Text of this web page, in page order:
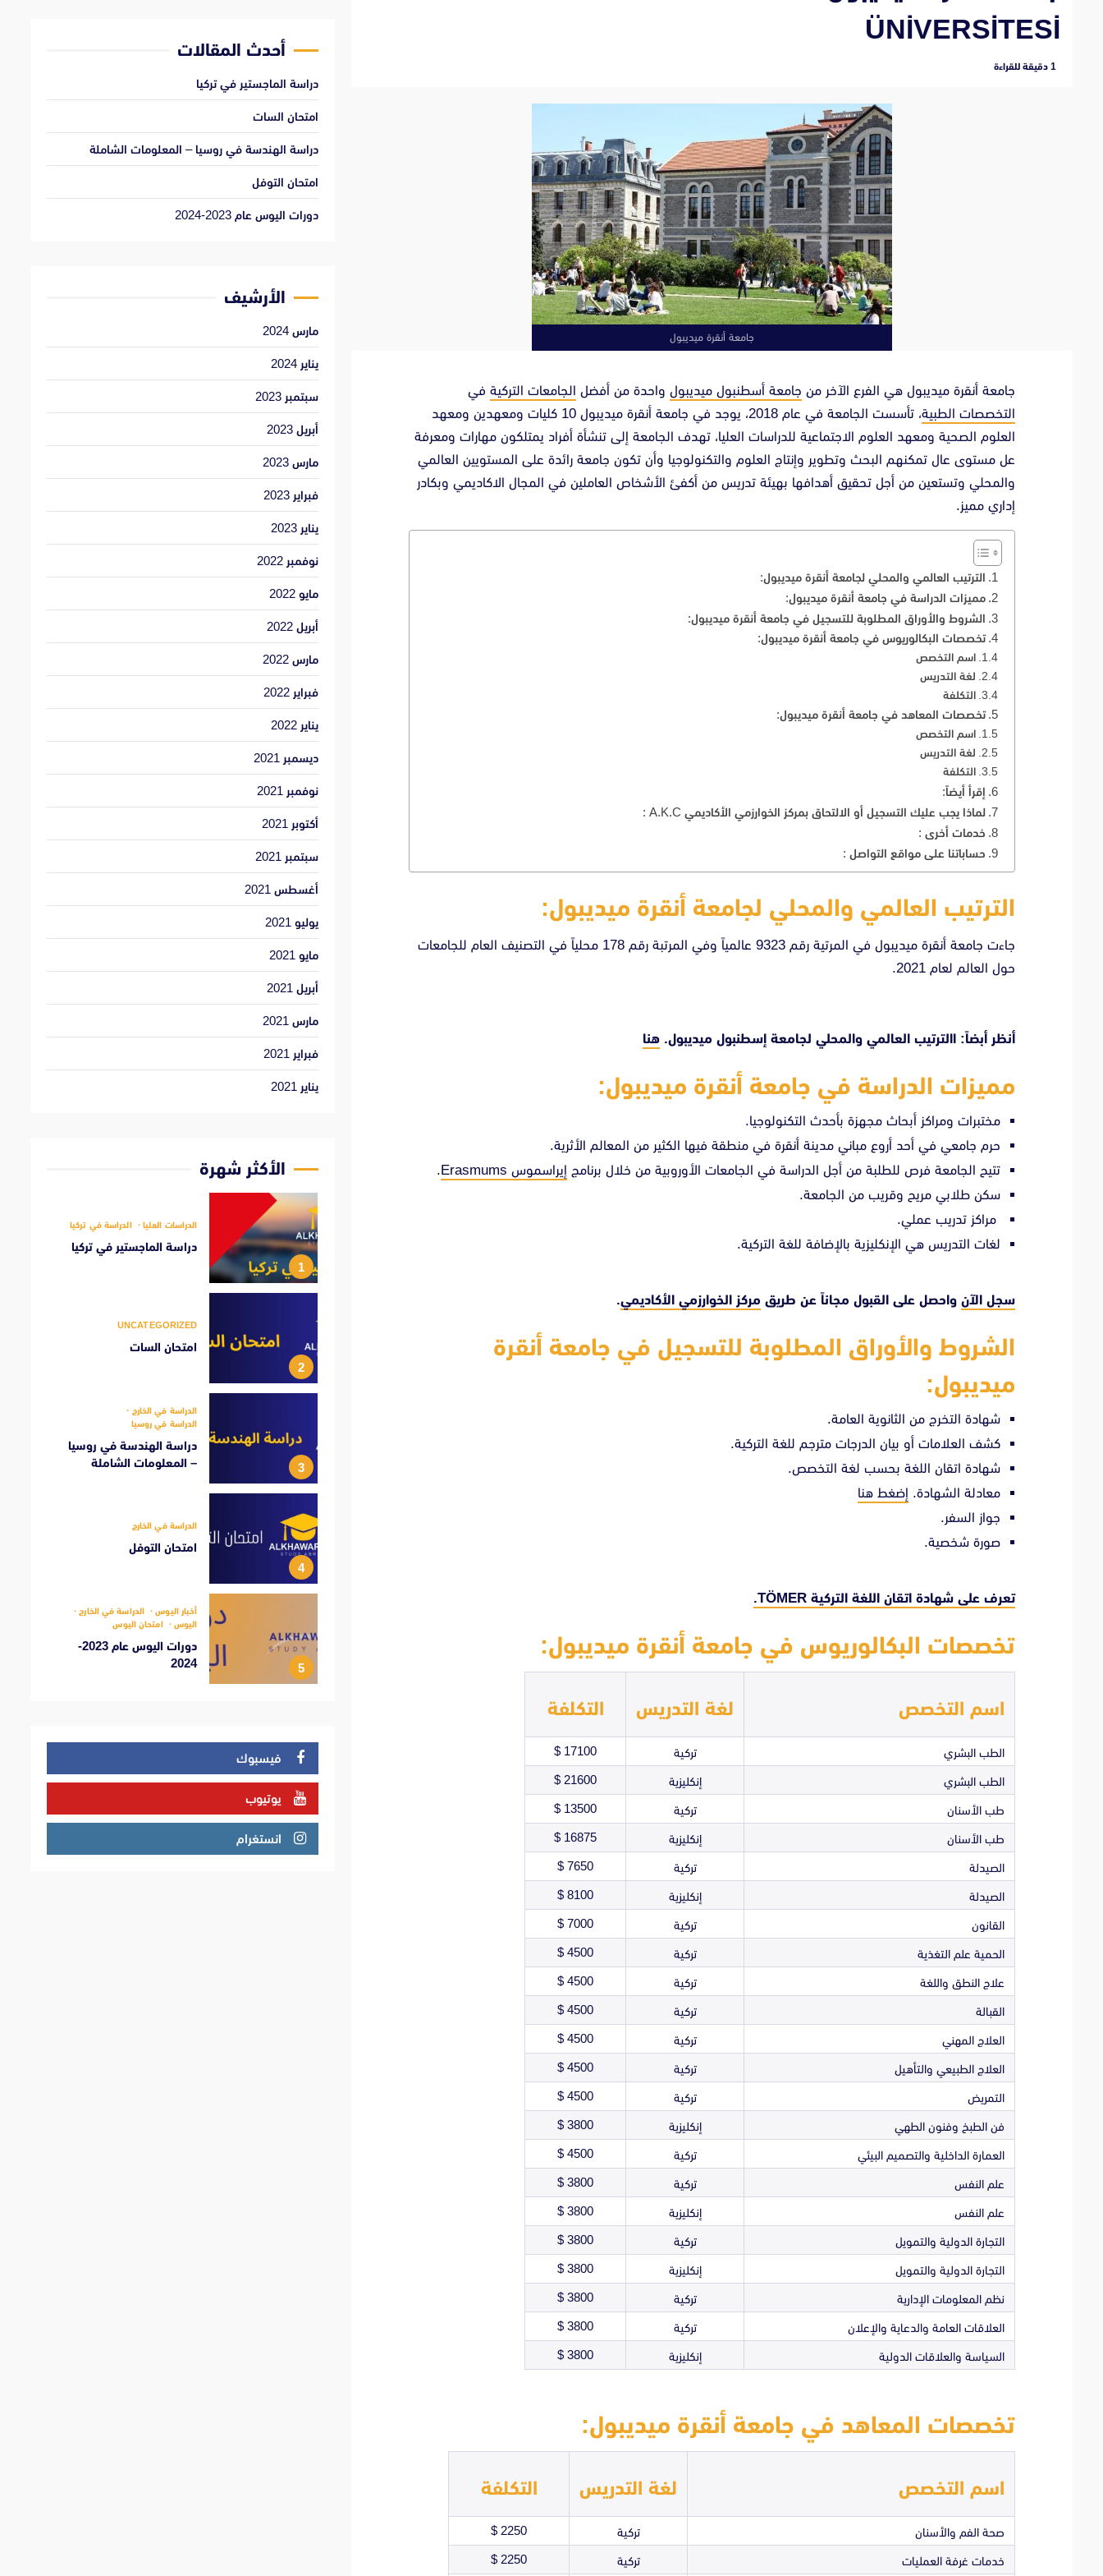
ÜNİVERSİTESİ
‫1 دقيقة للقراءة
جامعة أنقرة ميديبول
جامعة أنقرة ميديبول هي الفرع الآخر من جامعة أسطنبول ميديبول واحدة من أفضل الجامعات التركية في
التخصصات الطبية
، تأسست الجامعة في عام 2018، يوجد في جامعة أنقرة ميديبول 10 كليات ومعهدين ومعهد
العلوم الصحية ومعهد العلوم الاجتماعية للدراسات العليا، تهدف الجامعة إلى تنشأة أفراد يمتلكون مهارات ومعرفة
عل مستوى عال تمكنهم البحث وتطوير وإنتاج العلوم والتكنولوجيا وأن تكون جامعة رائدة على المستويين العالمي
والمحلي وتستعين من أجل تحقيق أهدافها بهيئة تدريس من أكفئ الأشخاص العاملين في المجال الاكاديمي وبكادر
إداري مميز.
الترتيب العالمي والمحلي لجامعة أنقرة ميديبول:
مميزات الدراسة في جامعة أنقرة ميديبول:
الشروط والأوراق المطلوبة للتسجيل في جامعة أنقرة ميديبول:
تخصصات البكالوريوس في جامعة أنقرة ميديبول:
اسم التخصص
لغة التدريس
التكلفة
تخصصات المعاهد في جامعة أنقرة ميديبول:
اسم التخصص
لغة التدريس
التكلفة
إقرأ أيضاً:
لماذا يجب عليك التسجيل أو الالتحاق بمركز الخوارزمي الأكاديمي A.K.C :
خدمات أخرى :
حساباتنا على مواقع التواصل :
الترتيب العالمي والمحلي لجامعة أنقرة ميديبول:
جاءت جامعة أنقرة ميديبول في المرتية رقم 9323 عالمياً وفي المرتبة رقم 178 محلياً في التصنيف العام للجامعات
حول العالم لعام 2021.
أنظر أبضاً: االترتيب العالمي والمحلي لجامعة إسطنبول ميديبول. هنا
مميزات الدراسة في جامعة أنقرة ميديبول:
مختبرات ومراكز أبحاث مجهزة بأحدث التكنولوجيا.
حرم جامعي في أحد أروع مباني مدينة أنقرة في منطقة فيها الكثير من المعالم الأثرية.
تتيح الجامعة فرص للطلبة من أجل الدراسة في الجامعات الأوروبية من خلال برنامج إيراسموس Erasmums
.
سكن طلابي مريح وقريب من الجامعة.
مراكز تدريب عملي.
لغات التدريس هي الإنكليزية بالإضافة للغة التركية.
سجل الآن واحصل على القبول مجاناً عن طريق مركز الخوارزمي الأكاديمي.
الشروط والأوراق المطلوبة للتسجيل في جامعة أنقرة
ميديبول:
شهادة التخرج من الثانوية العامة.
كشف العلامات أو بيان الدرجات مترجم للغة التركية.
شهادة اتقان اللغة بحسب لغة التخصص.
معادلة الشهادة. إضغط هنا
جواز السفر.
صورة شخصية.
تعرف على شهادة اتقان اللغة التركية TÖMER.
تخصصات البكالوريوس في جامعة أنقرة ميديبول:
اسم التخصص لغة التدريس التكلفة
الطب البشري تركية 17100 $
الطب البشري إنكليزية 21600 $
طب الأسنان تركية 13500 $
طب الأسنان إنكليزية 16875 $
الصيدلة تركية 7650 $
الصيدلة إنكليزية 8100 $
القانون تركية 7000 $
الحمية علم التغذية تركية 4500 $
علاج النطق واللغة تركية 4500 $
القبالة تركية 4500 $
العلاج المهني تركية 4500 $
العلاج الطبيعي والتأهيل تركية 4500 $
التمريض تركية 4500 $
فن الطبخ وفنون الطهي إنكليزية 3800 $
العمارة الداخلية والتصميم البيئي تركية 4500 $
علم النفس تركية 3800 $
علم النفس إنكليزية 3800 $
التجارة الدولية والتمويل تركية 3800 $
التجارة الدولية والتمويل إنكليزية 3800 $
نظم المعلومات الإدارية تركية 3800 $
العلاقات العامة والدعاية والإعلان تركية 3800 $
السياسة والعلاقات الدولية إنكليزية 3800 $
تخصصات المعاهد في جامعة أنقرة ميديبول:
اسم التخصص لغة التدريس التكلفة
صحة الفم والأسنان تركية 2250 $
خدمات غرفة العمليات تركية 2250 $
أحدث المقالات
دراسة الماجستير في تركيا
امتحان السات
دراسة الهندسة في روسيا – المعلومات الشاملة
امتحان التوفل
دورات اليوس عام 2023-2024
الأرشيف
مارس 2024
يناير 2024
سبتمبر 2023
أبريل 2023
مارس 2023
فبراير 2023
يناير 2023
نوفمبر 2022
مايو 2022
أبريل 2022
مارس 2022
فبراير 2022
يناير 2022
ديسمبر 2021
نوفمبر 2021
أكتوبر 2021
سبتمبر 2021
أغسطس 2021
يوليو 2021
مايو 2021
أبريل 2021
مارس 2021
فبراير 2021
يناير 2021
الأكثر شهرة
1
الدراسات العليا الدراسة في تركيا
دراسة الماجستير في تركيا
2
UNCATEGORIZED
امتحان السات
3
الدراسة في الخارج
الدراسة في روسيا
دراسة الهندسة في روسيا
– المعلومات الشاملة
4
الدراسة في الخارج
امتحان التوفل
5
أخبار اليوس
الدراسة في الخارج
اليوس
امتحان اليوس
دورات اليوس عام 2023-
2024
فيسبوك
يوتيوب
انستغرام